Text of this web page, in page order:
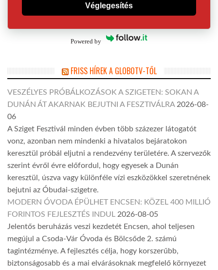
Véglegesítés
Powered by
FRISS HÍREK A GLOBOTV-TŐL
VESZÉLYES PRÓBÁLKOZÁSOK A SZIGETEN: SOKAN A
DUNÁN ÁT AKARNAK BEJUTNI A FESZTIVÁLRA 2026-08-
06
A Sziget Fesztivál minden évben több százezer látogatót
vonz, azonban nem mindenki a hivatalos bejáratokon
keresztül próbál eljutni a rendezvény területére. A szervezők
szerint évről évre előfordul, hogy egyesek a Dunán
keresztül, úszva vagy különféle vízi eszközökkel szeretnének
bejutni az Óbudai-szigetre.
MODERN ÓVODA ÉPÜLHET ENCSEN: KÖZEL 400 MILLIÓ
FORINTOS FEJLESZTÉS INDUL 2026-08-05
Jelentős beruházás veszi kezdetét Encsen, ahol teljesen
megújul a Csoda-Vár Óvoda és Bölcsőde 2. számú
tagintézménye. A fejlesztés célja, hogy korszerűbb,
biztonságosabb és a mai elvárásoknak megfelelő környezet